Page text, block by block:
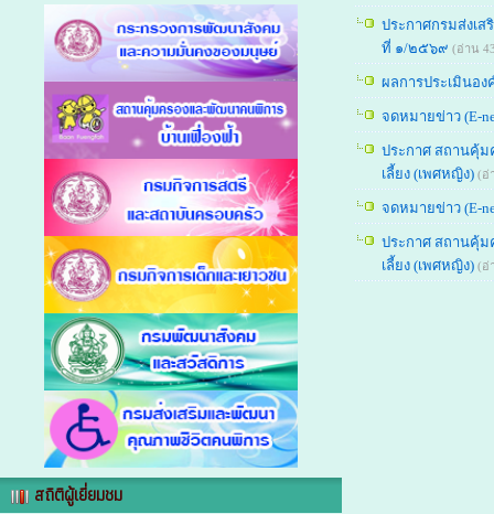
สถิติผู้เยี่ยมชม
ประกาศกรมส่งเ
ที่ ๑/๒๕๖๙ (อ่าน
ผลการประเมินอ
จดหมายข่าว (E-
ประกาศ สถานคุ้ม
เลี้ยง (เพศหญิง) (อ่
จดหมายข่าว (E-
ประกาศ สถานคุ้ม
เลี้ยง (เพศหญิง) (อ่